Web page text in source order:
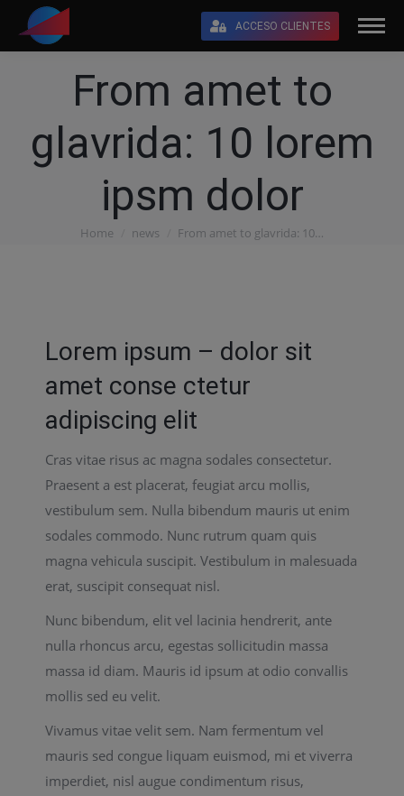
ACCESO CLIENTES
From amet to
glavrida: 10 lorem
ipsm dolor
You are here:
Home news From amet to glavrida: 10…
Lorem ipsum – dolor sit
amet conse ctetur
adipiscing elit
Cras vitae risus ac magna sodales consectetur.
Praesent a est placerat, feugiat arcu mollis,
vestibulum sem. Nulla bibendum mauris ut enim
sodales commodo. Nunc rutrum quam quis
magna vehicula suscipit. Vestibulum in malesuada
erat, suscipit consequat nisl.
Nunc bibendum, elit vel lacinia hendrerit, ante
nulla rhoncus arcu, egestas sollicitudin massa
massa id diam. Mauris id ipsum at odio convallis
mollis sed eu velit.
Vivamus vitae velit sem. Nam fermentum vel
mauris sed congue liquam euismod, mi et viverra
imperdiet, nisl augue condimentum risus,